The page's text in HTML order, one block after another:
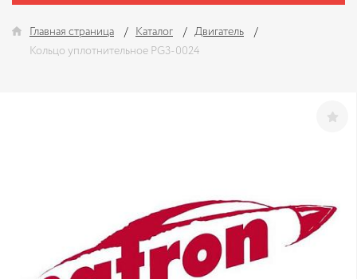
Главная страница Каталог
Двигатель
Кольцо уплотнительное PG3-0024